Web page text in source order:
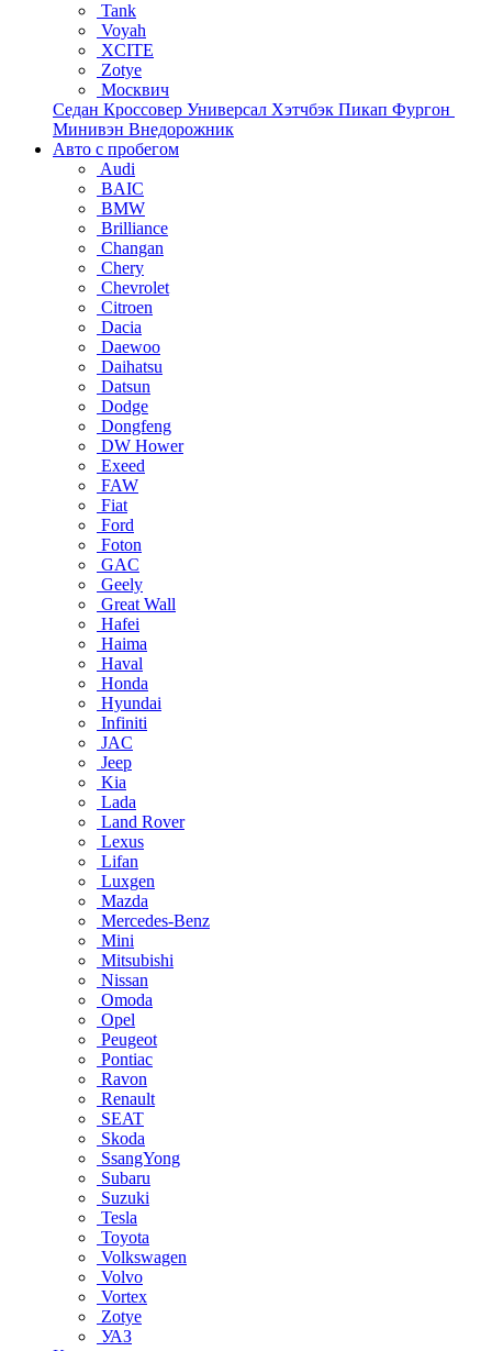
Tank
Voyah
XCITE
Zotye
Москвич
Седан Кроссовер Универсал Хэтчбэк Пикап Фургон
Минивэн Внедорожник
Авто с пробегом
Audi
BAIC
BMW
Brilliance
Changan
Chery
Chevrolet
Citroen
Dacia
Daewoo
Daihatsu
Datsun
Dodge
Dongfeng
DW Hower
Exeed
FAW
Fiat
Ford
Foton
GAC
Geely
Great Wall
Hafei
Haima
Haval
Honda
Hyundai
Infiniti
JAC
Jeep
Kia
Lada
Land Rover
Lexus
Lifan
Luxgen
Mazda
Mercedes-Benz
Mini
Mitsubishi
Nissan
Omoda
Opel
Peugeot
Pontiac
Ravon
Renault
SEAT
Skoda
SsangYong
Subaru
Suzuki
Tesla
Toyota
Volkswagen
Volvo
Vortex
Zotye
УАЗ